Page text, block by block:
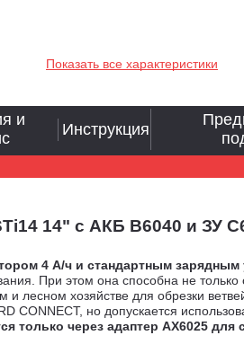
Показать все характеристики
14" с АКБ B6040 и ЗУ
4 А/ч и стандартным зарядным
При этом она способна не только
лесном хозяйстве для обрезки
но допускается
только через адаптер AX6025
и
Инструкция